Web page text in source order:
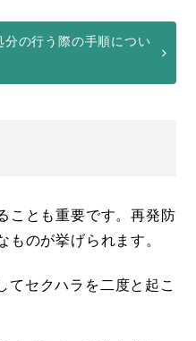
の行う際の手順につい
ことも重要です。再発防
ものが挙げられます。
てセクハラを二度と起こ